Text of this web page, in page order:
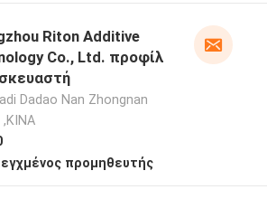
Riton Additive
Co., Ltd. προφίλ
Dadao Nan Zhongnan
προμηθευτής